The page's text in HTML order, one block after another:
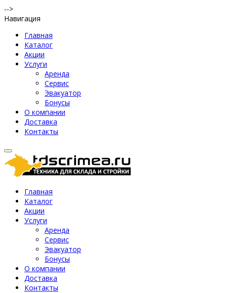
-->
Навигация
Главная
Каталог
Акции
Услуги
Аренда
Сервис
Эвакуатор
Бонусы
О компании
Доставка
Контакты
Главная
Каталог
Акции
Услуги
Аренда
Сервис
Эвакуатор
Бонусы
О компании
Доставка
Контакты